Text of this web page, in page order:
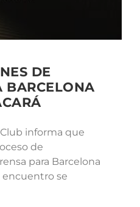
DE
BARCELONA
informa que
de
para Barcelona
encuentro se